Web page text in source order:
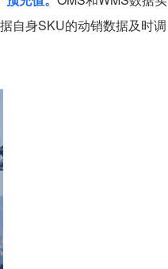
自身SKU的动销数据及时调